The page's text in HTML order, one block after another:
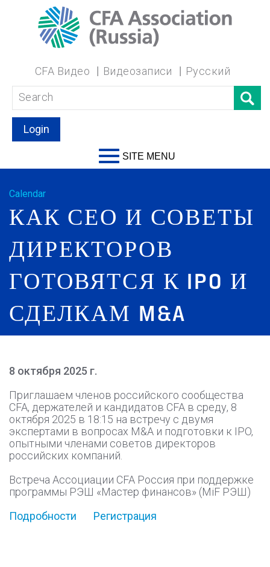
CFA Видео Видеозаписи Русский
Login
SITE MENU
Calendar
КАК СЕО И СОВЕТЫ
ДИРЕКТОРОВ
ГОТОВЯТСЯ К IPO И
СДЕЛКАМ M&A
8 октября 2025 г.
Приглашаем членов российского сообщества
CFA, держателей и кандидатов CFA в среду, 8
октября 2025 в 18:15 на встречу с двумя
экспертами в вопросах M&A и подготовки к IPO,
опытными членами советов директоров
российских компаний.
Встреча Ассоциации CFA Россия при поддержке
программы РЭШ «Мастер финансов» (MiF РЭШ)
Подробности
Регистрация